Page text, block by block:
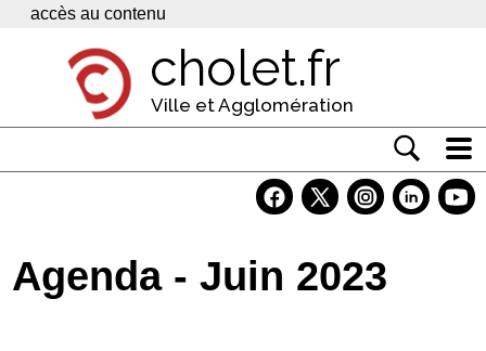
Panneau de gestion des cookies
accès au contenu
cholet.fr
Ville et Agglomération
Economie
Agenda - Juin 2023